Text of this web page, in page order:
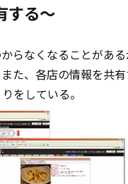
する～
らなくなることがあ
、各店の情報を共
をしている。